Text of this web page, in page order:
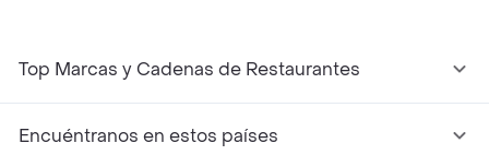
Top Marcas y Cadenas de Restaurantes
Encuéntranos en estos países